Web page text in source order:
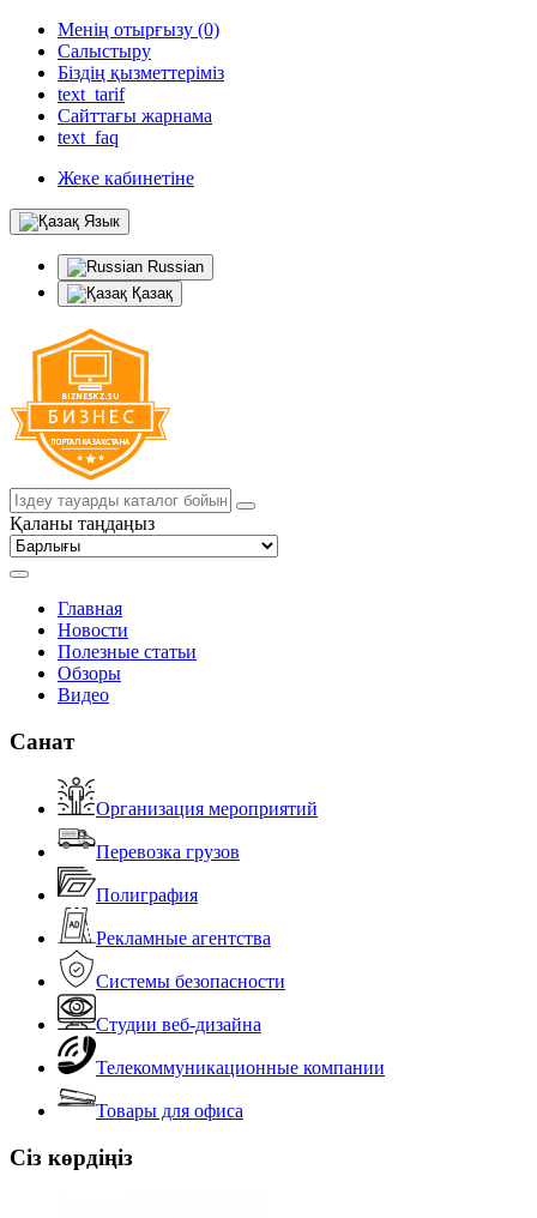
Менің отырғызу (0)
Салыстыру
Біздің қызметтеріміз
text_tarif
Сайттағы жарнама
text_faq
Жеке кабинетіне
Язык
Russian
Қазақ
Қаланы таңдаңыз
Главная
Новости
Полезные статьи
Обзоры
Видео
Санат
Организация мероприятий
Перевозка грузов
Полиграфия
Рекламные агентства
Системы безопасности
Студии веб-дизайна
Телекоммуникационные компании
Товары для офиса
Сіз көрдіңіз